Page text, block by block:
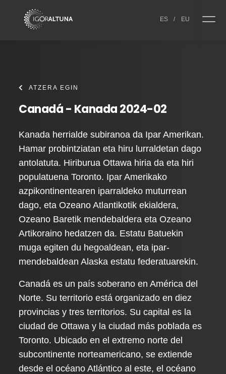
ES / EU
ATZERA EGIN
Canadá - Kanada 2024-02
Kanada herrialde subiranoa da Ipar Amerikan.
Hamar probintziatan eta hiru lurraldetan dago
antolatuta. Hiriburua Ottawa hiria da eta hiri
populatuena Toronto. Ipar Amerikako
azpikontinentearen iparraldeko muturrean
dago, eta Ozeano Atlantikotik ekialdera,
Ozeano Baretik mendebaldera eta Ozeano
Artikoraino hedatzen da. Estatu Batuekin
muga egiten du hegoaldean, eta ipar-
mendebaldean Alaska estatu federatuarekin.
Canadá es un país soberano en América del
Norte. Su territorio está organizado en diez
provincias y tres territorios. Su capital es la
ciudad de Ottawa y la ciudad más poblada es
Toronto. Ubicado en el extremo norte del
subcontinente norteamericano, se extiende
desde el océano Atlántico al este, el océano